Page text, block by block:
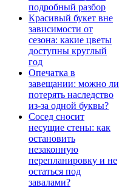
подробный разбор
Красивый букет вне
зависимости от
сезона: какие цветы
доступны круглый
год
Опечатка в
завещании: можно ли
потерять наследство
из-за одной буквы?
Сосед сносит
несущие стены: как
остановить
незаконную
перепланировку и не
остаться под
завалами?